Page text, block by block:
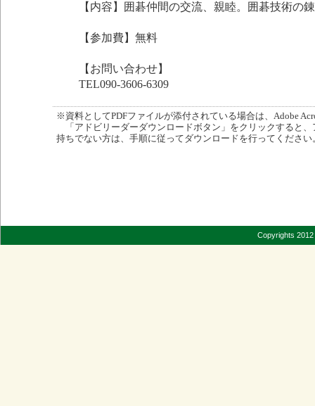
【内容】囲碁仲間の交流、親睦。囲碁技術の
【参加費】無料
【お問い合わせ】
TEL090-3606-6309
※資料としてPDFファイルが添付されている場合は、Adobe
「アドビリーダーダウンロードボタン」をクリックすると
持ちでない方は、手順に従ってダウンロードを行ってください
Copyrights